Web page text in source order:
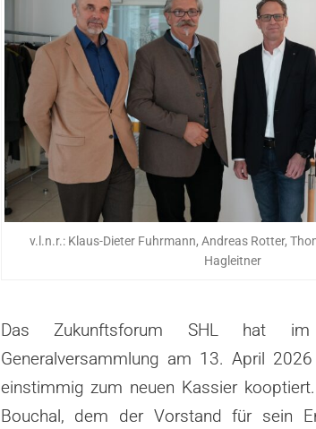
v.l.n.r.: Klaus-Dieter Fuhrmann, Andreas Rotter,
Hagleitner
Das Zukunftsforum SHL hat im
Generalversammlung am 13. April 2026
einstimmig zum neuen Kassier
Bouchal, dem der Vorstand für sein